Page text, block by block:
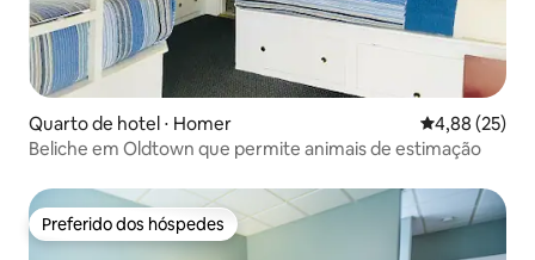
Quarto de hotel ⋅ Homer 4,88 de uma
4,88 (25)
Beliche em Oldtown que permite animais de estimação
Preferido dos hóspedes
Preferido dos hóspedes